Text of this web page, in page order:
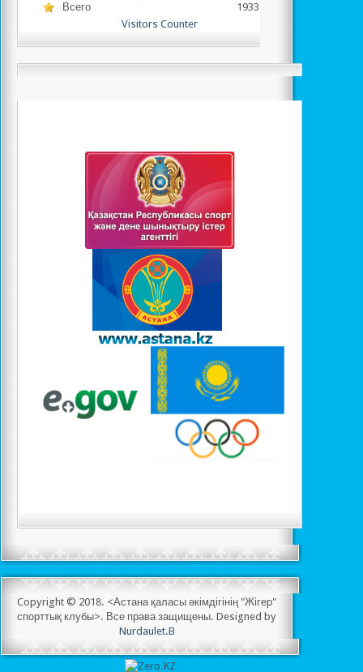
Всего
1933960
Visitors Counter
Copyright © 2018. <Астана қаласы әкімдігінің "Жігер"
спорттық клубы>. Все права защищены. Designed by
Nurdaulet.B